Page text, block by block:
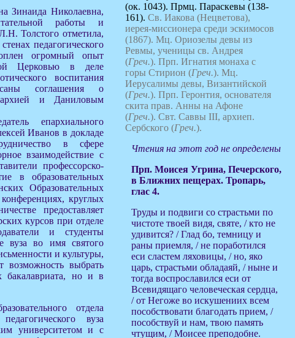
Зинаида Николаевна,
работы и
Толстого отметила,
педагогического
огромный опыт
Церковью в деле
воспитания
соглашения о
и Даниловым
епархиального
Иванов в докладе
в сфере
взаимодействие с
профессорско-
в образовательных
Образовательных
круглых
предоставляет
курсов при отделе
и студенты
вуза во имя святого
и культуры,
возможность выбрать
бакалавриата, но и в
отдела
вуза
университетом и с
(ок. 1043). Прмц. Параскевы (138-
161). Св. Иакова (Нецветова),
иерея-миссионера среди эскимосов
(1867). Мц. Ориозелы девы из
Ревмы, ученицы св. Андрея
(Греч.). Прп. Игнатия монаха с
горы Стирион (Греч.). Мц.
Иерусалимы девы, Византийской
(Греч.). Прп. Геронтия, основателя
скита прав. Анны на Афоне
(Греч.). Свт. Саввы III, архиеп.
Сербского (Греч.).
Чтения на этот год не определены
Прп. Моисея Угрина, Печерского,
в Ближних пещерах. Тропарь,
глас 4.
Труды и подвиги со страстьми по
чистоте твоей видя, святе, / кто не
удивится? / Глад бо, темницу и
раны приемля, / не поработился
еси сластем ляховицы, / но, яко
царь, страстьми обладаяй, / ныне и
тогда воспрославился еси от
Всевидящаго человеческая сердца,
/ от Негоже во искушениих всем
пособствовати благодать прием, /
пособствуй и нам, твою память
чтущим, / Моисее преподобне.